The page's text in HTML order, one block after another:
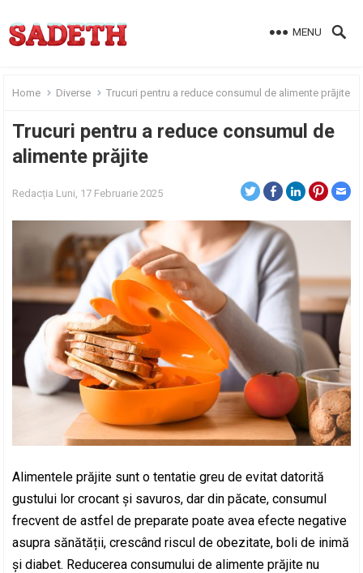
MENU
Home Diverse Trucuri pentru a reduce consumul de alimente prăjite
Trucuri pentru a reduce consumul de
alimente prăjite
Redacția Luni, 17 Februarie 2025
Alimentele prăjite sunt o tentatie greu de evitat datorită
gustului lor crocant și savuros, dar din păcate, consumul
frecvent de astfel de preparate poate avea efecte negative
asupra sănătății, crescând riscul de obezitate, boli de inimă
și diabet. Reducerea consumului de alimente prăjite nu